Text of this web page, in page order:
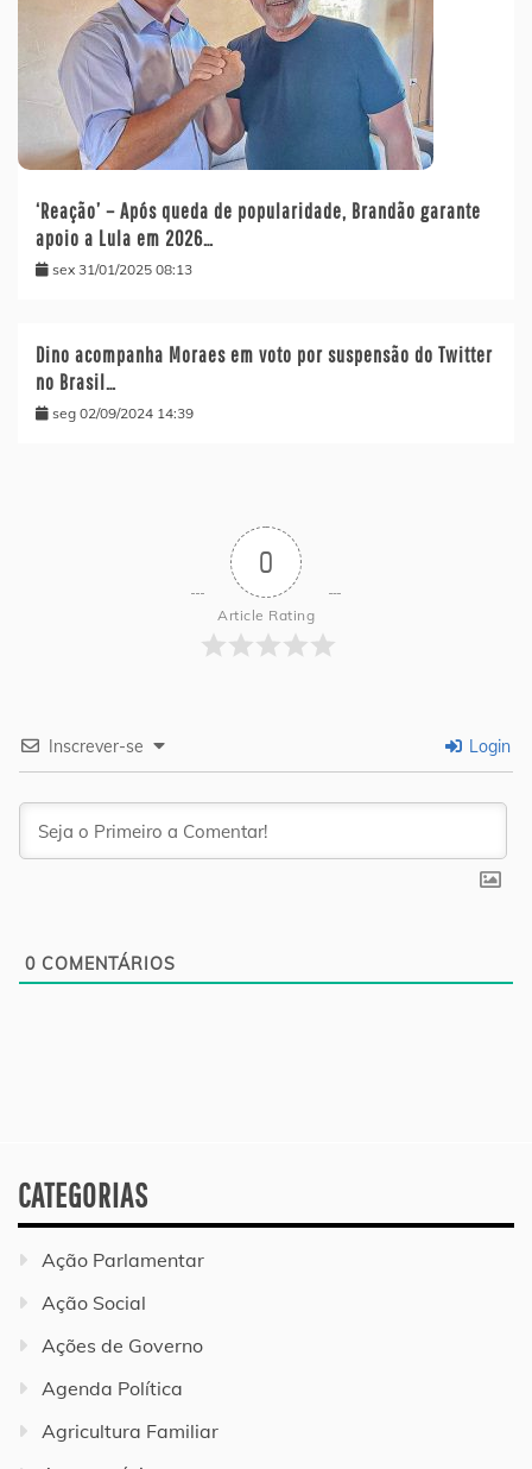
‘Reação’ – Após queda de popularidade, Brandão garante
apoio a Lula em 2026…
sex 31/01/2025 08:13
Dino acompanha Moraes em voto por suspensão do Twitter
no Brasil…
seg 02/09/2024 14:39
0
Article Rating
Inscrever-se Login
0 COMENTÁRIOS
CATEGORIAS
Ação Parlamentar
Ação Social
Ações de Governo
Agenda Política
Agricultura Familiar